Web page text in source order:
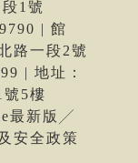
1號
| 館
路一段2號
| 地址：
5樓
最新版╱
安全政策